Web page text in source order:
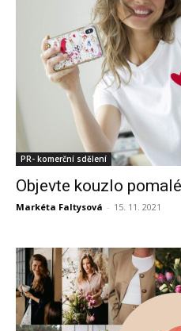
PR- komerční sdělení
Objevte kouzlo
Markéta Faltysová - 15. 11. 2021